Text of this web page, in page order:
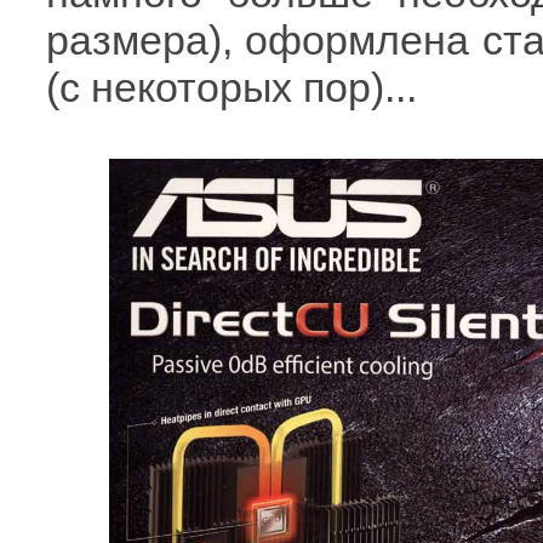
размера), оформлена
(с некоторых пор)...